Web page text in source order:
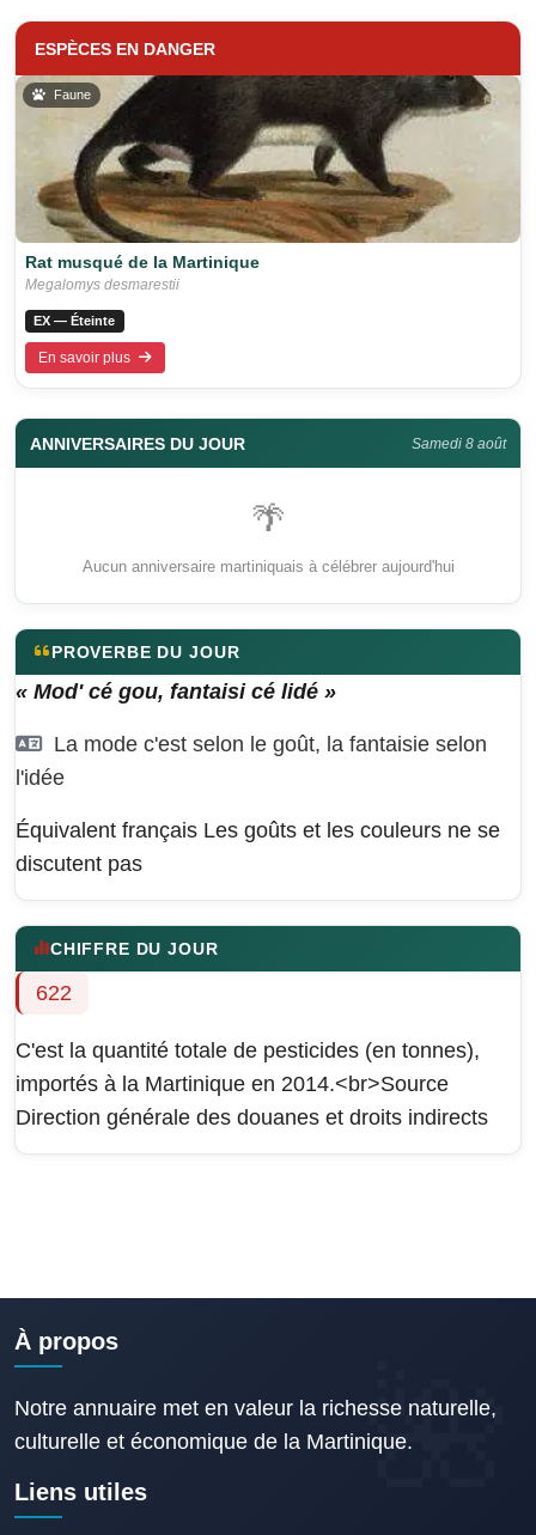
ESPÈCES EN DANGER
Faune
Rat musqué de la Martinique
Megalomys desmarestii
EX — Éteinte
En savoir plus
ANNIVERSAIRES DU JOUR Samedi 8 août
🌴
Aucun anniversaire martiniquais à célébrer aujourd'hui
PROVERBE DU JOUR
« Mod' cé gou, fantaisi cé lidé »
La mode c'est selon le goût, la fantaisie selon
l'idée
Équivalent français Les goûts et les couleurs ne se
discutent pas
CHIFFRE DU JOUR
622
C'est la quantité totale de pesticides (en tonnes),
importés à la Martinique en 2014.<br>Source
Direction générale des douanes et droits indirects
À propos
Notre annuaire met en valeur la richesse naturelle,
culturelle et économique de la Martinique.
Liens utiles